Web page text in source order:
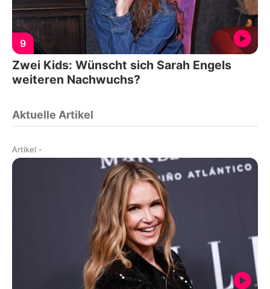
9
Zwei Kids: Wünscht sich Sarah Engels
weiteren Nachwuchs?
Aktuelle Artikel
Artikel -